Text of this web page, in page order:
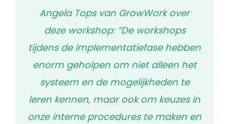
Angela Tops van GrowWork over
deze workshop: “De workshops
tijdens de implementatiefase hebben
enorm geholpen om niet alleen het
systeem en de mogelijkheden te
leren kennen, maar ook om keuzes in
onze interne procedures te maken en